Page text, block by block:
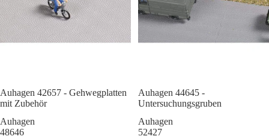
Auhagen 42657 - Gehwegplatten
mit Zubehör
Sale
Auhagen 44645 -
Untersuchungsgruben
Auhagen
48646
Auhagen
52427